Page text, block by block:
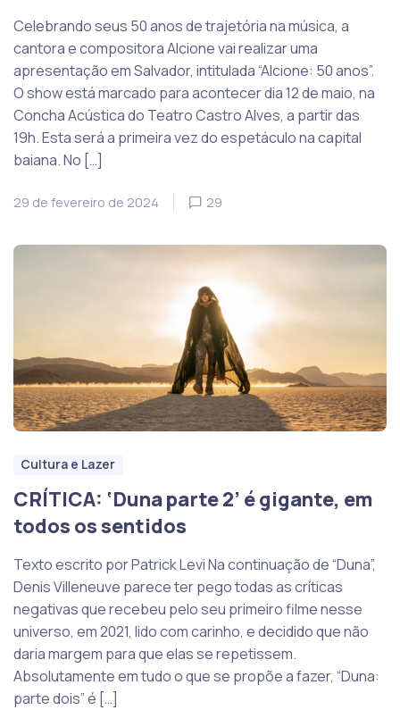
Celebrando seus 50 anos de trajetória na música, a
cantora e compositora Alcione vai realizar uma
apresentação em Salvador, intitulada “Alcione: 50 anos”.
O show está marcado para acontecer dia 12 de maio, na
Concha Acústica do Teatro Castro Alves, a partir das
19h. Esta será a primeira vez do espetáculo na capital
baiana. No […]
29 de fevereiro de 2024 29
Cultura e Lazer
CRÍTICA: ‘Duna parte 2’ é gigante, em
todos os sentidos
Texto escrito por Patrick Levi Na continuação de “Duna”,
Denis Villeneuve parece ter pego todas as críticas
negativas que recebeu pelo seu primeiro filme nesse
universo, em 2021, lido com carinho, e decidido que não
daria margem para que elas se repetissem.
Absolutamente em tudo o que se propõe a fazer, “Duna:
parte dois” é […]